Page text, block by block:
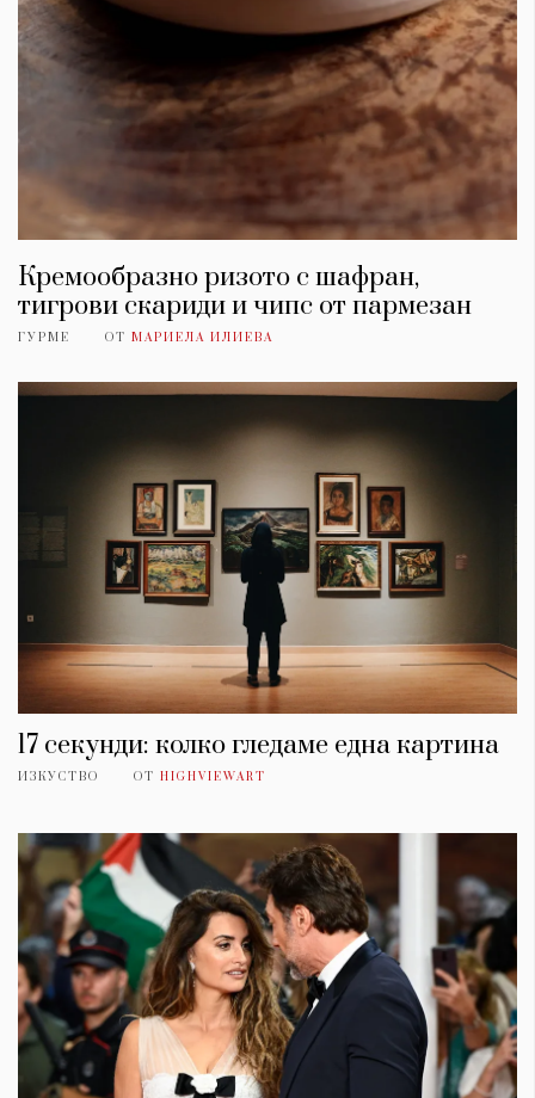
Кремообразно ризото с шафран,
тигрови скариди и чипс от пармезан
ГУРМЕ ОТ МАРИЕЛА ИЛИЕВА
17 секунди: колко гледаме една картина
ИЗКУСТВО ОТ HIGHVIEWART
КАТЕГОРИИ
Красота
Гурме
Пътувай
Wellness
ЗА НАС
Условия за
ползване
Реклама
Политика за
поверителност
ModerenDom
Facebook Twitter
Pinterest
Ако нашият сайт ви харесва, можете да се абонирате за
седмичния ни нюзлетър тук:
© 2026, HighViewArt | Всички права запазени